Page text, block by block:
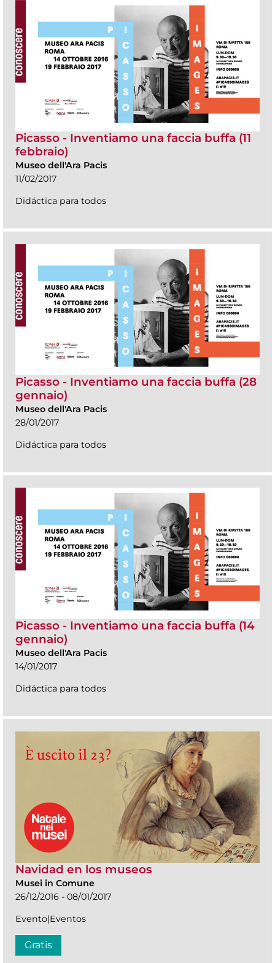
Picasso - Inventiamo una faccia buffa (11
febbraio)
Museo dell'Ara Pacis
11/02/2017
Didáctica para todos
Picasso - Inventiamo una faccia buffa (28
gennaio)
Museo dell'Ara Pacis
28/01/2017
Didáctica para todos
Picasso - Inventiamo una faccia buffa (14
gennaio)
Museo dell'Ara Pacis
14/01/2017
Didáctica para todos
Navidad en los museos
Musei in Comune
26/12/2016 - 08/01/2017
Evento|Eventos
Gratis